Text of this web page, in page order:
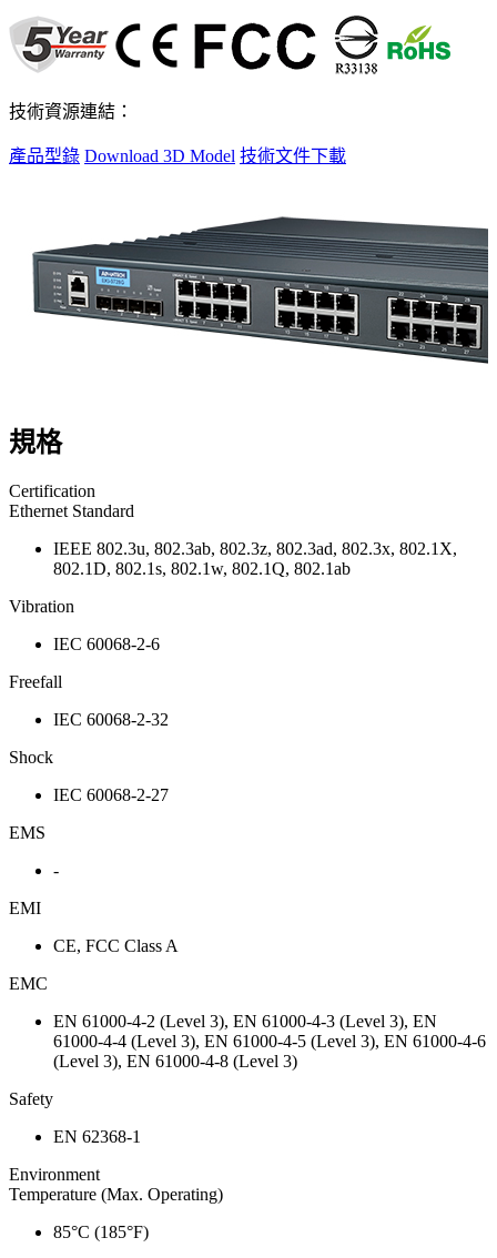
技術資源連結：
產品型錄 Download 3D Model 技術文件下載
規格
Certification
Ethernet Standard
IEEE 802.3u, 802.3ab, 802.3z, 802.3ad, 802.3x, 802.1X,
802.1D, 802.1s, 802.1w, 802.1Q, 802.1ab
Vibration
IEC 60068-2-6
Freefall
IEC 60068-2-32
Shock
IEC 60068-2-27
EMS
-
EMI
CE, FCC Class A
EMC
EN 61000-4-2 (Level 3), EN 61000-4-3 (Level 3), EN
61000-4-4 (Level 3), EN 61000-4-5 (Level 3), EN 61000-4-6
(Level 3), EN 61000-4-8 (Level 3)
Safety
EN 62368-1
Environment
Temperature (Max. Operating)
85°C (185°F)